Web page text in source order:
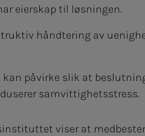
eierskap til løsningen.
håndtering av
påvirke slik at
samvittighetsstress.
viser at